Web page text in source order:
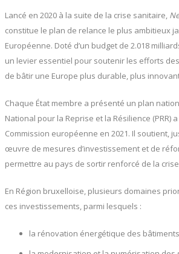
Lancé en 2020 à la suite de la crise sanitaire,
constitue le plan de relance le plus ambitieux
Européenne. Doté d’un budget de 2.018
un levier essentiel pour soutenir les efforts
de bâtir une Europe plus durable, plus
Chaque État membre a présenté un plan
National pour la Reprise et la Résilience (PRR)
Commission européenne en 2021. Il soutient,
œuvre de mesures d’investissement et de
permettre au pays de sortir renforcé de la
En Région bruxelloise, plusieurs domaines
ces investissements, parmi lesquels :
la rénovation énergétique des